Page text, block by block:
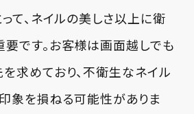
って、ネイルの美しさ以上に衛
です。お客様は画面越しでも
求めており、不衛生なネイル
象を損ねる可能性がありま